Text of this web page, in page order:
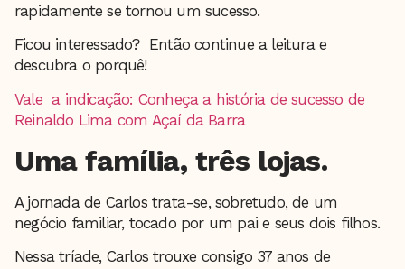
rapidamente se tornou um sucesso.
Ficou interessado? Então continue a leitura e
descubra o porquê!
Vale a indicação: Conheça a história de sucesso de
Reinaldo Lima com Açaí da Barra
Uma família, três lojas.
A jornada de Carlos trata-se, sobretudo, de um
negócio familiar, tocado por um pai e seus dois filhos.
Nessa tríade, Carlos trouxe consigo 37 anos de